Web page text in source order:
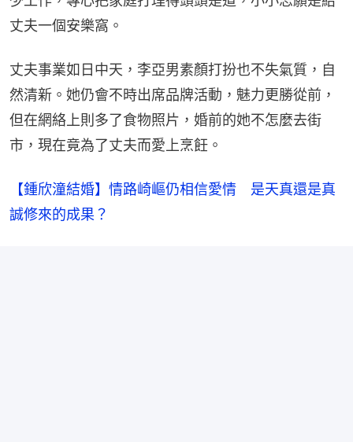
丈夫一個安樂窩。
丈夫事業如日中天，李亞男素顏打扮也不失氣質，自
然清新。她仍會不時出席品牌活動，魅力更勝從前，
但在網絡上則多了食物照片，婚前的她不怎麼去街
市，現在竟為了丈夫而愛上烹飪。
【鍾欣潼結婚】情路崎嶇仍相信愛情　是天真還是真
誠修來的成果？